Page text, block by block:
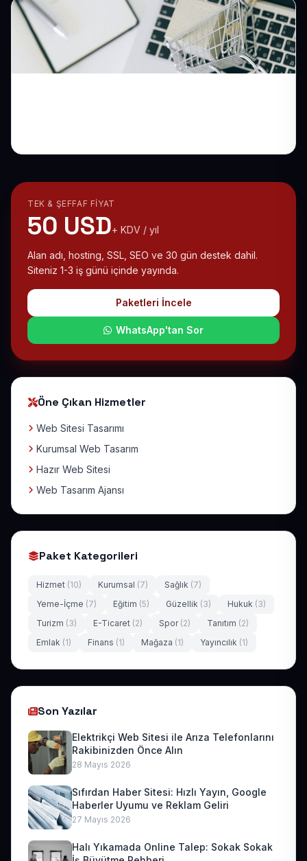
TEK & ŞEFFAF FIYAT
50 USD+ KDV / yıl
Alan adı, hosting, SSL, SEO ve 30 gün destek dahil.
Siteniz 1-3 iş günü içinde yayında.
Paketleri İncele
WhatsApp'tan Sor
Öne Çıkan Hizmetler
Web Sitesi Tasarımı
Kurumsal Web Tasarım
Hazır Web Sitesi
Web Tasarım Ajansı
Paket Kategorileri
Hizmet (10) Kurumsal (7) Sağlık (7)
Yeme-İçme (7) Eğitim (5) Güzellik (3) Hukuk (3)
Turizm (3) E-Ticaret (2) Spor (2) Tanıtım (2)
Emlak (1) Finans (1) Mağaza (1) Yayıncılık (1)
Son Yazılar
Elektrikçi Web Sitesi ile Arıza Telefonlarını
Rakibinizden Önce Alın
28 Mayıs 2026
Sıfırdan Haber Sitesi: Hızlı Yayın, Google
Haberler Uyumu ve Reklam Geliri
27 Mayıs 2026
Halı Yıkamada Online Talep: Sokak Sokak